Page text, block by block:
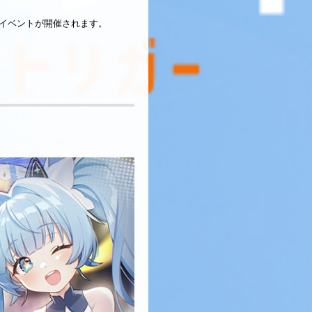
ントが開催されます。